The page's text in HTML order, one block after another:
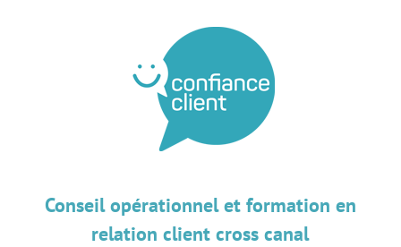
Conseil opérationnel et formation en
relation client cross canal